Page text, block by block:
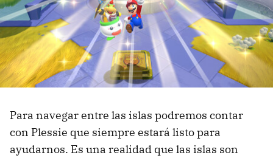
Para navegar entre las islas podremos contar
con Plessie que siempre estará listo para
ayudarnos. Es una realidad que las islas son